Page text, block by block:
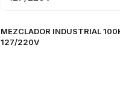
MEZCLADOR INDUSTRIAL
127/220V